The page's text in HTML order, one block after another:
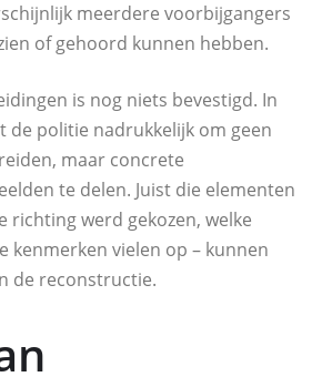
meerdere voorbijgangers
of gehoord kunnen hebben.
is nog niets bevestigd. In
de politie nadrukkelijk om geen
maar concrete
te delen. Juist die elementen
richting werd gekozen, welke
kenmerken vielen op – kunnen
de reconstructie.